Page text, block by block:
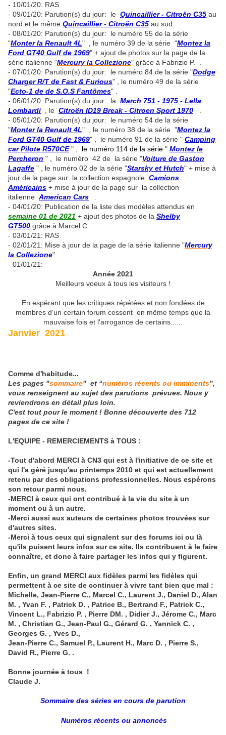
- 10/01/20: RAS
- 09/01/20: Parution(s) du jour: le Quincaillier - Citroën C35 au
nord et le même Quincaillier - Citroën C35 au sud
- 08/01/20: Parution(s) du jour: le numéro 55 de la série
"Monter la Renault 4L" le numéro 39 de la série "Montez la
Ford GT40 Gulf de 1969" + ajout de photos sur la page de la
série italienne "Mercury la Collezione" grâce à Fabrizio P. .
- 07/01/20: Parution(s) du jour: le numéro 84 de la série "Dodge
Charger R/T de Fast & Furious"
le numéro 49 de la série
"Ecto-1 de de S.O.S Fantômes" .
- 06/01/20: Parution(s) du jour: la March 751 - 1975 - Lella
Lombardi , le Citroën ID19 Break - Citroen Sport 1970
- 05/01/20: Parution(s) du jour: le numéro 54 de la série
"Monter la Renault 4L" le numéro 38 de la série "Montez la
Ford GT40 Gulf de 1969" , le numéro 91 de la série " Camping
car Pilote R570CE" , le numéro 114 de la série " Montez le
Percheron " le numéro 42 de la série "Voiture de Gaston
Lagaffe " , le numéro 02 de la série "Starsky et Hutch" + mise à
jour de la page sur la collection espagnole Camions
Américains + mise à jour de la page sur la collection
italienne American Cars
- 04/01/20: Publication de la liste des modèles attendus en
semaine 01 de 2021 + ajout des photos de la Shelby
GT500 grâce à Marcel C. .
- 03/01/21: RAS
- 02/01/21: Mise à jour de la page de la série italienne "Mercury
la Collezione"
- 01/01/21:
Année 2021
Meilleurs voeux à tous les visiteurs !
En espérant que les critiques répétées et non fondéesde
membres d'un certain forum cessent en même temps que la
mauvaise fois et l'arrogance de certains......
Janvier 2021
Comme d'habitude...
Les pages "sommaire" et “numéros récents ou imminents”,
vous renseignent au sujet des parutions prévues. Nous y
reviendrons en détail plus loin.
C'est tout pour le moment ! Bonne découverte des 712
pages de ce site !
L'EQUIPE - REMERCIEMENTS à TOUS :
-Tout d'abord MERCI à CN3 qui est à l'initiative de ce site et
qui l'a géré jusqu'au printemps 2010 et qui est actuellement
retenu par des obligations professionnelles. Nous espérons
son retour parmi nous.
-MERCI à ceux qui ont contribué à la vie du site à un
moment ou à un autre.
-Merci aussi aux auteurs de certaines photos trouvées sur
d'autres sites.
-Merci à tous ceux qui signalent sur des forums ici ou là
qu'ils puisent leurs infos sur ce site. Ils contribuent à le faire
connaître, et donc à faire partager les infos qui y figurent.
Enfin, un grand MERCI aux fidèles parmi les fidèles qui
permettent à ce site de continuer à vivre tant bien que mal :
Michelle, Jean-Pierre C., Marcel C., Laurent J., Daniel D., Alan
M. , Yvan F. , Patrick D. , Patrice B., Bertrand F., Patrick C.,
Vincent L., Fabrizio P. , Pierre DM. , Didier J., Jérome C., Marc
M. , Christian G., Jean-Paul G., Gérard G. , Yannick C. ,
Georges G. , Yves D.,
Jean-Pierre C., Samuel P., Laurent H., Marc D. , Pierre S.,
David R., Pierre G. .
Bonne journée à tous !
Claude J.
Sommaire des séries en cours de parution
Numéros récents ou annoncés